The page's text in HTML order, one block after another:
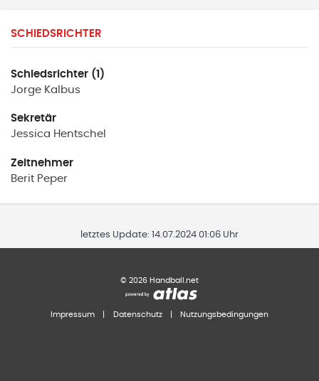
SCHIEDSRICHTER
Schiedsrichter (1)
Jorge Kalbus
Sekretär
Jessica Hentschel
Zeitnehmer
Berit Peper
letztes Update: 14.07.2024 01:06 Uhr
© 2026 Handball.net
Impressum Datenschutz Nutzungsbedingungen